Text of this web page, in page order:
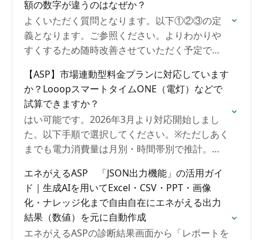
額の数字が違うのはなぜか？
よくいただく質問となります。以下①②③の定
義となります。ご参照ください。よりわかりや
すくするため随時改善させていただく予定で
【ASP】市場連動型料金プランに対応しています
か？LooopスマートタイムONE（電灯）などで
試算できますか？
はい可能です。2026年3月より対応開始しまし
た。以下手順で選択してください。※ただしあく
までも電力消費量は月別・時間帯別で推計。
単価にあわせてDB登録のため、【30分値で予測
しているわけではない過去実績値に基づく概
算】となります。また各社の上限設定も加味し
ていません。お客様提案時はご注意ください。
エネがえるASP 「JSON出力機能」の活用ガイ
ド｜生成AIを用いてExcel・CSV・PPT・画像
化・ナレッジ化まで自由自在にエネがえる出力
結果（数値）を元に自動作成
エネがえるASPの診断結果画面から「レポートを